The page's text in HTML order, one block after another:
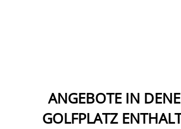
ANGEBOTE IN
GOLFPLATZ